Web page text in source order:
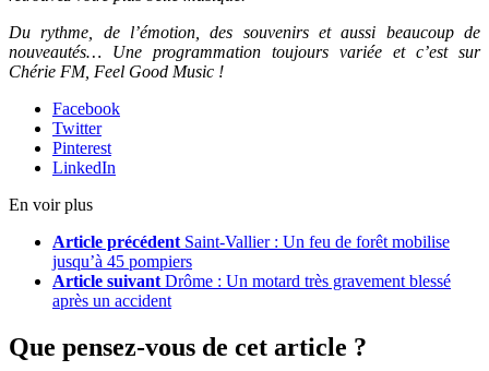
Du rythme, de l’émotion, des souvenirs et aussi beaucoup de
nouveautés… Une programmation toujours variée et c’est sur
Chérie FM, Feel Good Music !
Facebook
Twitter
Pinterest
LinkedIn
En voir plus
Article précédent Saint-Vallier : Un feu de forêt mobilise
jusqu’à 45 pompiers
Article suivant Drôme : Un motard très gravement blessé
après un accident
Que pensez-vous de cet article ?